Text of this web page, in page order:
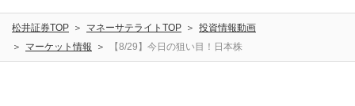
松井証券TOP マネーサテライトTOP
投資情報動画
マーケット情報
【8/29】今日の狙い目！日本株